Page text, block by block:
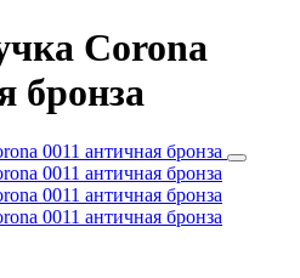
Corona
бронза